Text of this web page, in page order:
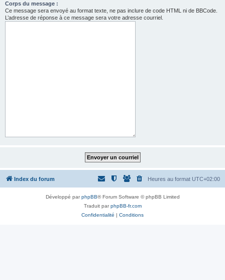
Corps du message :
Ce message sera envoyé au format texte, ne pas inclure de code HTML ni de BBCode.
L’adresse de réponse à ce message sera votre adresse courriel.
Index du forum Heures au format UTC+02:00
Développé parphpBB® Forum Software © phpBB Limited
Traduit parphpBB-fr.com
Confidentialité | Conditions